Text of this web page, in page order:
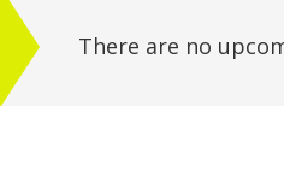
There are no